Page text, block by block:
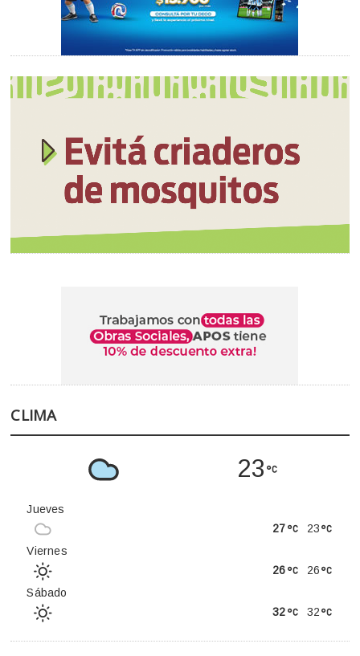
CLIMA
23
Jueves
23
27
Viernes
26
26
Sábado
32
32